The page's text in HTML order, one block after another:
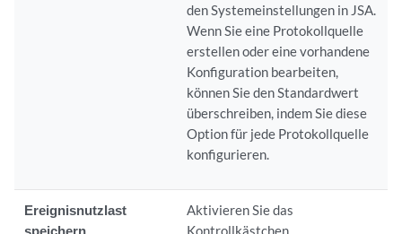
den Systemeinstellungen in JSA.
Wenn Sie eine Protokollquelle
erstellen oder eine vorhandene
Konfiguration bearbeiten,
können Sie den Standardwert
überschreiben, indem Sie diese
Option für jede Protokollquelle
konfigurieren.
Ereignisnutzlast
speichern
Aktivieren Sie das
Kontrollkästchen